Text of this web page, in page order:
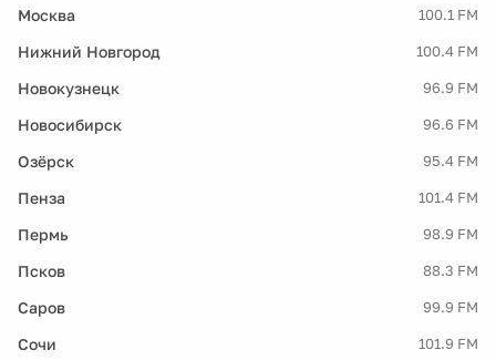
Москва 100.1 FM
Нижний Новгород 100.4 FM
Новокузнецк 96.9 FM
Новосибирск 96.6 FM
Озёрск 95.4 FM
Пенза 101.4 FM
Пермь 98.9 FM
Псков 88.3 FM
Саров 99.9 FM
Сочи 101.9 FM